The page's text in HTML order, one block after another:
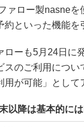
ァロー製nasne
といった機能を
ローも5月24日に
スのご利用につ
が可能」として
以降は基本的に